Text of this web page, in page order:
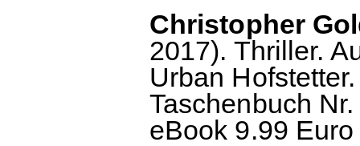
Christopher
2017). Thriller.
Urban
Taschenbuch
eBook 9.99